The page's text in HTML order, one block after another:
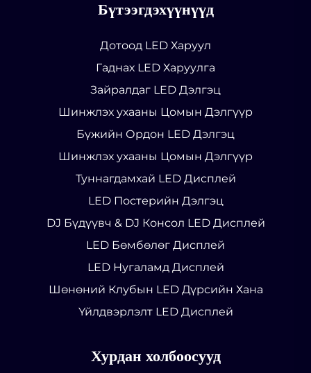
Бүтээгдэхүүнүүд
Дотоод LED Харуул
Гаднах LED Харуулга
Зайралдаг LED Дэлгэц
Шинжлэх ухааны Цомын Дэлгүүр
Бүжийн Ордон LED Дэлгэц
Шинжлэх ухааны Цомын Дэлгүүр
Туннагдамхай LED Дисплей
LED Постерийн Дэлгэц
DJ Бүдүүвч & DJ Консол LED Дисплей
LED Бөмбөлөг Дисплей
LED Нугаламд Дисплей
Шөнөний Клубын LED Дүрсийн Хана
Үйлдвэрлэлт LED Дисплей
Хурдан холбоосууд